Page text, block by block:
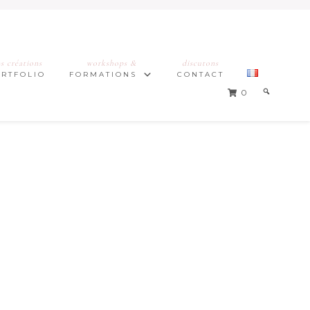
créations workshops &
FORMATIONS
discutons
CONTACT
0